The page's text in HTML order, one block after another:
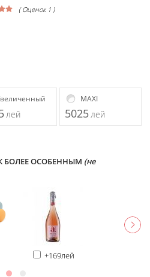
( Оценок 1 )
лей
MAXI
5025лей
БОЛЕЕ ОСОБЕННЫМ (не
+169лей